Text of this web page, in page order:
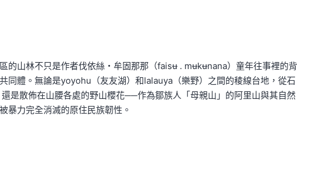
的山林不只是作者伐依絲・牟固那那（faisʉ . mʉkʉnana）童年往事裡的背
同體。無論是yoyohu（友友湖）和lalauya（樂野）之間的稜線台地，從石
是散佈在山腰各處的野山櫻花──作為鄒族人「母親山」的阿里山與其自然
暴力完全消滅的原住民族韌性。